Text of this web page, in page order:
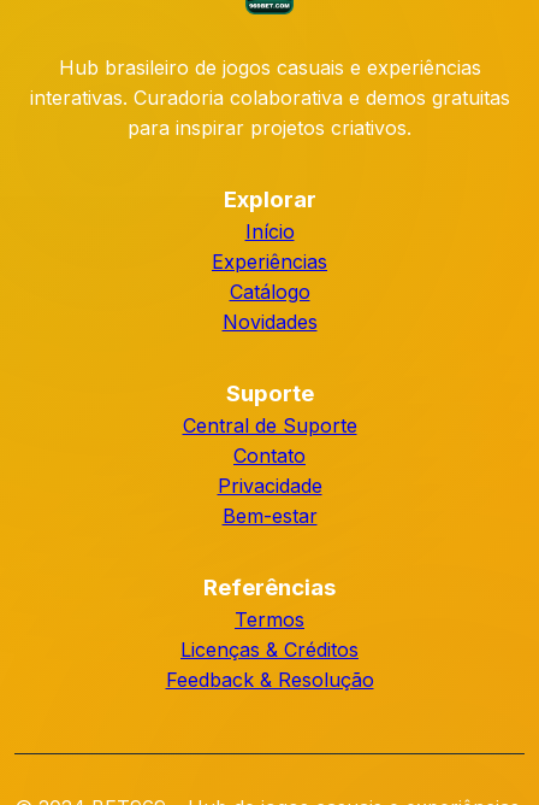
Hub brasileiro de jogos casuais e experiências
interativas. Curadoria colaborativa e demos gratuitas
para inspirar projetos criativos.
Explorar
Início
Experiências
Catálogo
Novidades
Suporte
Central de Suporte
Contato
Privacidade
Bem-estar
Referências
Termos
Licenças & Créditos
Feedback & Resolução